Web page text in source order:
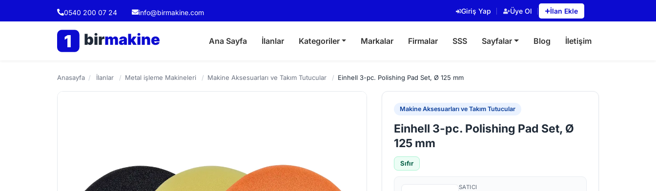
0540 200 07 24 info@birmakine.com Giriş Yap Üye Ol İlan Ekle
1 birmakine Ana Sayfa İlanlar Kategoriler Markalar Firmalar SSS Sayfalar Blog İletişim
Anasayfa / İlanlar / Metal işleme Makineleri / Makine Aksesuarları ve Takım Tutucular / Einhell 3-pc. Polishing Pad Set, Ø 125 mm
Makine Aksesuarları ve Takım Tutucular
Einhell 3-pc. Polishing Pad Set, Ø
125 mm
Sıfır
SATICI